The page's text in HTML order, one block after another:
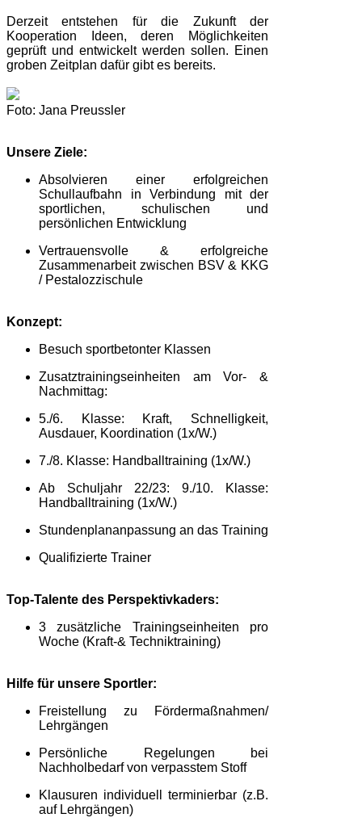
Derzeit entstehen für die Zukunft der
Kooperation Ideen, deren Möglichkeiten
geprüft und entwickelt werden sollen. Einen
groben Zeitplan dafür gibt es bereits.
Foto: Jana Preussler
Unsere Ziele:
Absolvieren einer erfolgreichen
Schullaufbahn in Verbindung mit der
sportlichen, schulischen und
persönlichen Entwicklung
Vertrauensvolle & erfolgreiche
Zusammenarbeit zwischen BSV & KKG
/ Pestalozzischule
Konzept:
Besuch sportbetonter Klassen
Zusatztrainingseinheiten am Vor- &
Nachmittag:
5./6. Klasse: Kraft, Schnelligkeit,
Ausdauer, Koordination (1x/W.)
7./8. Klasse: Handballtraining (1x/W.)
Ab Schuljahr 22/23: 9./10. Klasse:
Handballtraining (1x/W.)
Stundenplananpassung an das Training
Qualifizierte Trainer
Top-Talente des Perspektivkaders:
3 zusätzliche Trainingseinheiten pro
Woche (Kraft-& Techniktraining)
Hilfe für unsere Sportler:
Freistellung zu Fördermaßnahmen/
Lehrgängen
Persönliche Regelungen bei
Nachholbedarf von verpasstem Stoff
Klausuren individuell terminierbar (z.B.
auf Lehrgängen)